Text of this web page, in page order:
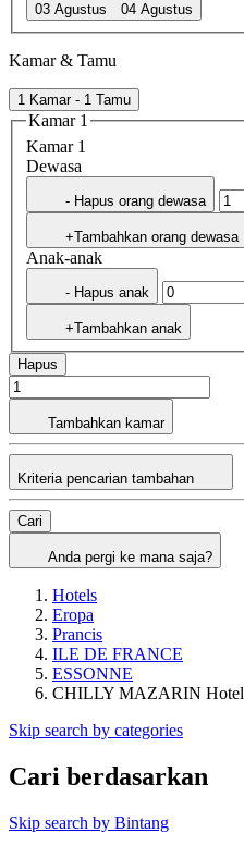
03 Agustus 04 Agustus
Kamar & Tamu
1 Kamar - 1 Tamu
Kamar 1
Kamar 1
Dewasa
- Hapus orang dewasa
+Tambahkan orang dewasa
Anak-anak
- Hapus anak
+Tambahkan anak
Hapus
Tambahkan kamar
Kriteria pencarian tambahan
Cari
Anda pergi ke mana saja?
Hotels
Eropa
Prancis
ILE DE FRANCE
ESSONNE
CHILLY MAZARIN Hotel
Skip search by categories
Cari berdasarkan
Skip search by Bintang